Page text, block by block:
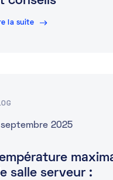
la suite
2025
salle serveur :